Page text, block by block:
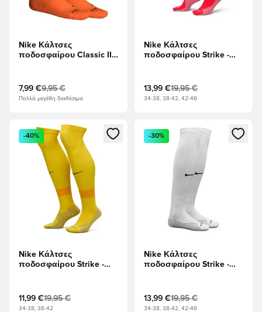
Nike Κάλτσες
ποδοσφαίρου Classic II -
7,99 €9,95 €
Πολλά μεγέθη διαθέσιμα
Nike Κάλτσες
ποδοσφαίρου Strike -
13,99 €19,95 €
34-38, 38-42, 42-46
Ανοίγει ένα Modal για να συνδεθείτε ή να εγγραφείτε ως
-40%
Nike Κάλτσες
ποδοσφαίρου Strike -
Χρυσός/μαύρο
11,99 €19,95 €
34-38, 38-42
Ανοίγει ένα Modal για να
-30%
Nike Κάλτσες
ποδοσφαίρου Strike -
13,99 €19,95 €
34-38, 38-42, 42-46